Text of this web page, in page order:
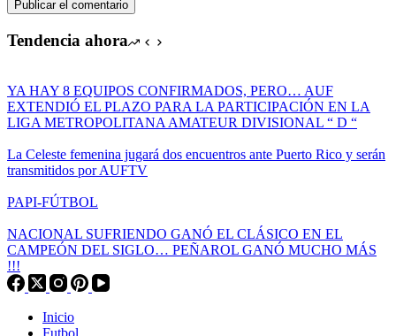
Publicar el comentario
Tendencia ahora
YA HAY 8 EQUIPOS CONFIRMADOS, PERO… AUF
EXTENDIÓ EL PLAZO PARA LA PARTICIPACIÓN EN LA
LIGA METROPOLITANA AMATEUR DIVISIONAL “ D “
La Celeste femenina jugará dos encuentros ante Puerto Rico y serán
transmitidos por AUFTV
PAPI-FÚTBOL
NACIONAL SUFRIENDO GANÓ EL CLÁSICO EN EL
CAMPEÓN DEL SIGLO… PEÑAROL GANÓ MUCHO MÁS
!!!
Inicio
Futbol